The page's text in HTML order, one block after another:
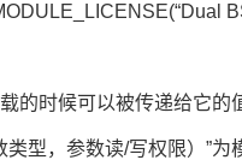
的时候可以被传递给它的
型，参数读/写权限）”为